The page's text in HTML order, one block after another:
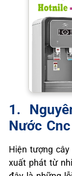
1.
Nước
Hiện tượng
xuất phát từ